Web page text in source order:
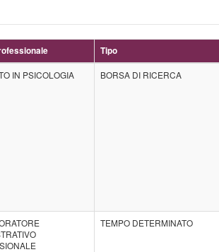
Tipo
IN PSICOLOGIA
BORSA DI RICERCA
TEMPO DETERMINATO